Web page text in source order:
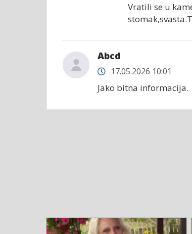
Vratili se u
Abcd
17.05.2026 10:01
Jako bitna informacija.